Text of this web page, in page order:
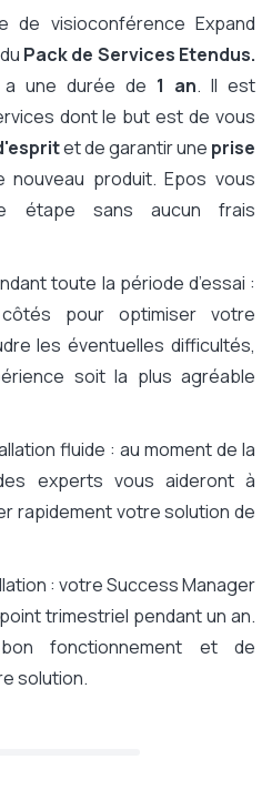
visioconférence Expand
Pack de Services Etendus.
une durée de 1 an. Il est
dont le but est de vous
et de garantir une prise
nouveau produit. Epos vous
étape sans aucun frais
toute la période d’essai :
pour optimiser votre
les éventuelles difficultés,
soit la plus agréable
fluide : au moment de la
experts vous aideront à
rapidement votre solution de
: votre Success Manager
trimestriel pendant un an.
fonctionnement et de
solution.